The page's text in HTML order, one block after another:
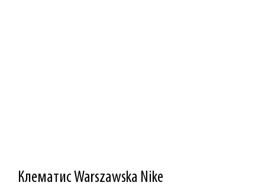
Клематис Warszawska Nike